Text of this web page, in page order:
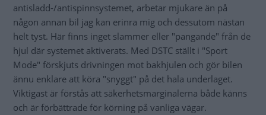
antisladd-/antispinnsystemet, arbetar mjukare än på
någon annan bil jag kan erinra mig och dessutom nästan
helt tyst. Här finns inget slammer eller "pangande" från de
hjul där systemet aktiverats. Med DSTC ställt i "Sport
Mode" förskjuts drivningen mot bakhjulen och gör bilen
ännu enklare att köra "snyggt" på det hala underlaget.
Viktigast är förstås att säkerhetsmarginalerna både känns
och är förbättrade för körning på vanliga vägar.